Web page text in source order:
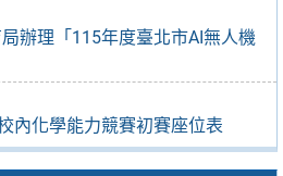
辦理「115年度臺北市AI無人機
內化學能力競賽初賽座位表